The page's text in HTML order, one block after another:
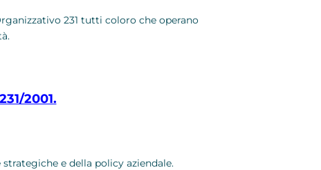
231 tutti coloro che operano
2001.
e della policy aziendale.